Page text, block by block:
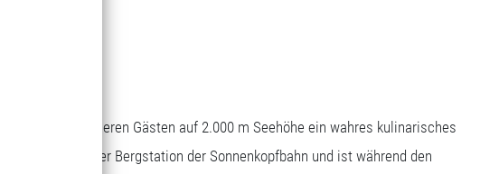
bietet unseren Gästen auf 2.000 m Seehöhe ein wahres kulinarisches
direkt bei der Bergstation der Sonnenkopfbahn und ist während den